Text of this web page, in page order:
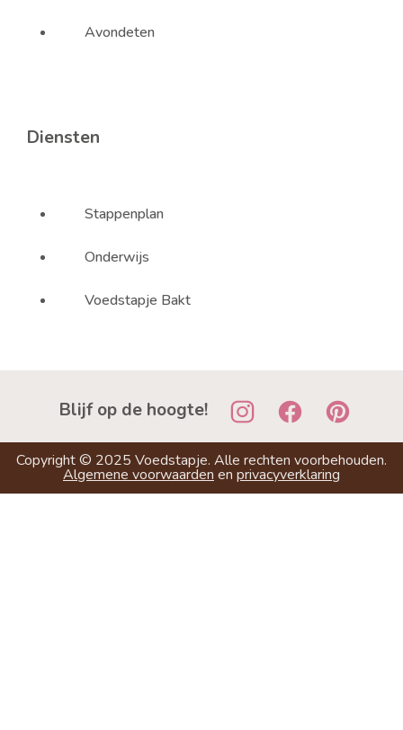
Avondeten
Diensten
Stappenplan
Onderwijs
Voedstapje Bakt
Blijf op de hoogte!
Copyright © 2025 Voedstapje. Alle rechten voorbehouden.
Algemene voorwaarden en privacyverklaring